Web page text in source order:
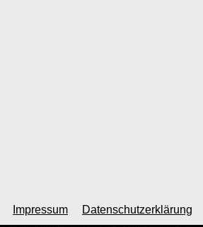
Impressum Datenschutzerklärung